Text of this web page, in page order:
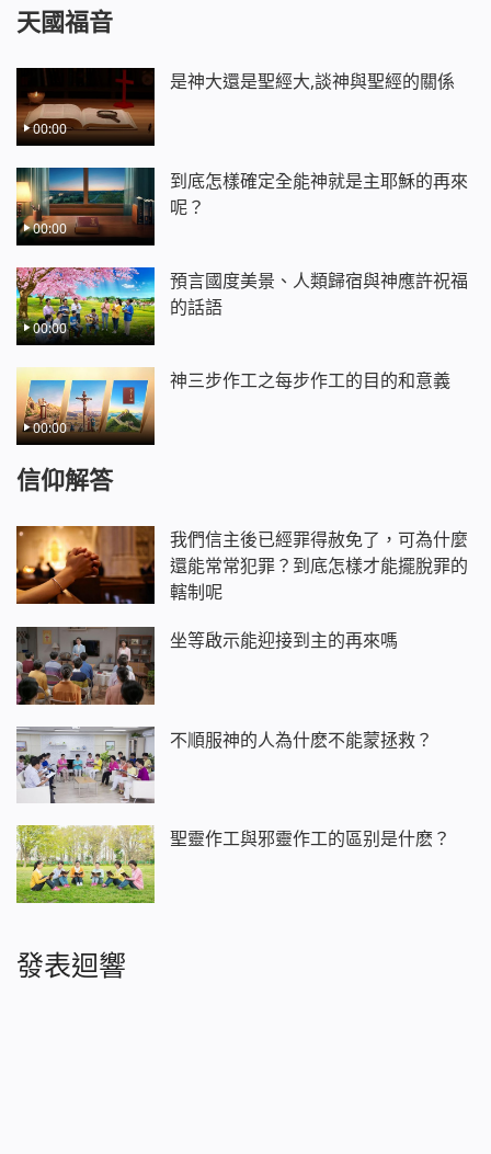
天國福音
00:00
是神大還是聖經大,談神與聖經的關係
00:00
到底怎樣確定全能神就是主耶穌的再來
呢？
00:00
預言國度美景、人類歸宿與神應許祝福
的話語
00:00
神三步作工之每步作工的目的和意義
信仰解答
我們信主後已經罪得赦免了，可為什麼
還能常常犯罪？到底怎樣才能擺脫罪的
轄制呢
坐等啟示能迎接到主的再來嗎
不順服神的人為什麽不能蒙拯救？
聖靈作工與邪靈作工的區别是什麽？
發表迴響